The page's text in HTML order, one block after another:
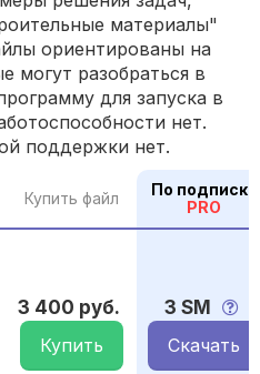
материалы"
ориентированы на
могут разобраться в
для запуска в
нет.
поддержки нет.
Купить файл
По подписке
PRO
3 400 руб.
Купить
3 SM
Скачать